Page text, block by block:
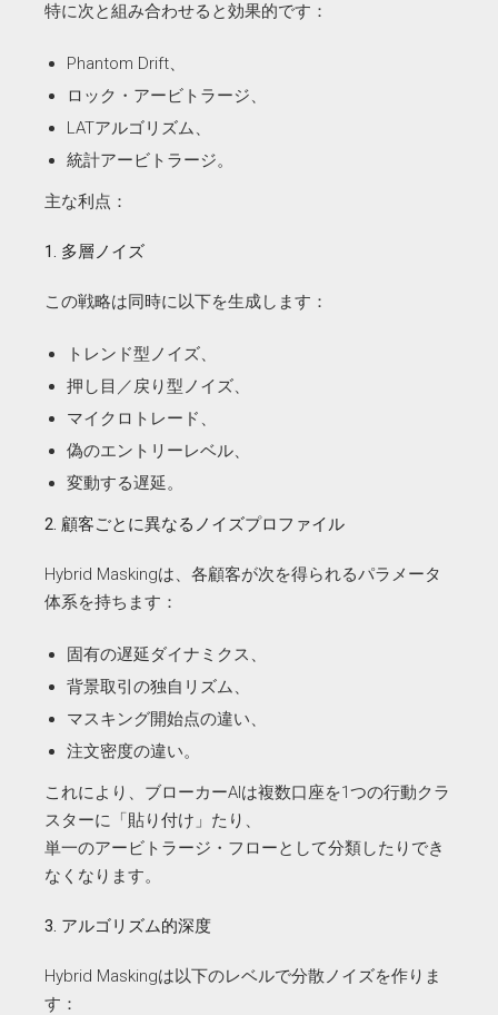
特に次と組み合わせると効果的です：
Phantom Drift、
ロック・アービトラージ、
LATアルゴリズム、
統計アービトラージ。
主な利点：
1. 多層ノイズ
この戦略は同時に以下を生成します：
トレンド型ノイズ、
押し目／戻り型ノイズ、
マイクロトレード、
偽のエントリーレベル、
変動する遅延。
2. 顧客ごとに異なるノイズプロファイル
Hybrid Maskingは、各顧客が次を得られるパラメータ
体系を持ちます：
固有の遅延ダイナミクス、
背景取引の独自リズム、
マスキング開始点の違い、
注文密度の違い。
これにより、ブローカーAIは複数口座を1つの行動クラ
スターに「貼り付け」たり、
単一のアービトラージ・フローとして分類したりでき
なくなります。
3. アルゴリズム的深度
Hybrid Maskingは以下のレベルで分散ノイズを作りま
す：